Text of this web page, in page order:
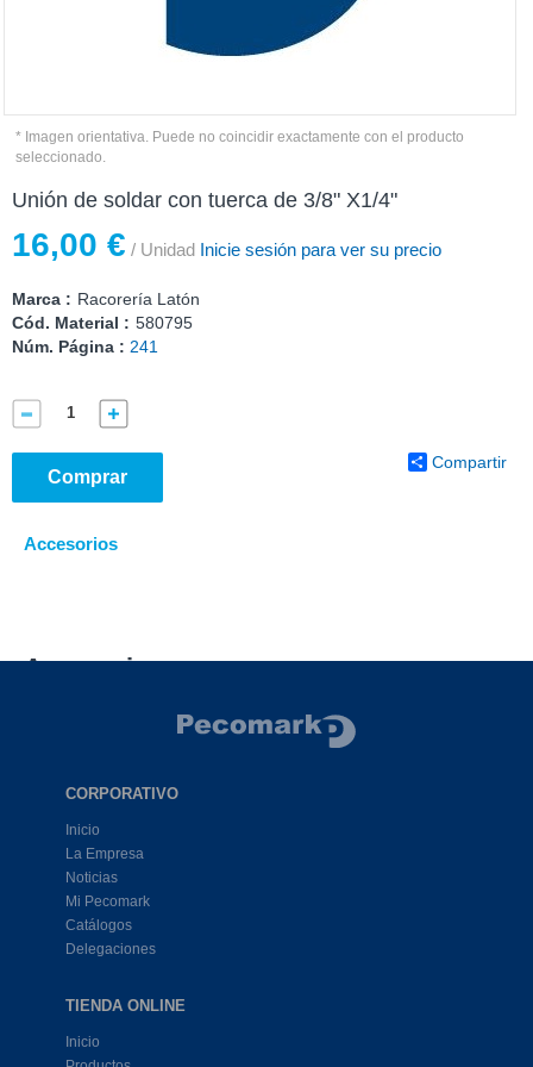
* Imagen orientativa. Puede no coincidir exactamente con el producto
seleccionado.
Unión de soldar con tuerca de 3/8" X1/4"
16,00 € / Unidad Inicie sesión para ver su precio
Marca : Racorería Latón
Cód. Material : 580795
Núm. Página : 241
Comprar
Compartir
Accesorios
Accesorios
CORPORATIVO
Inicio
La Empresa
Noticias
Mi Pecomark
Catálogos
Delegaciones
TIENDA ONLINE
Inicio